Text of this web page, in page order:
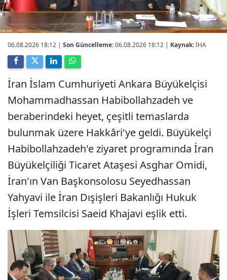
06.08.2026 18:12 | Son Güncelleme:06.08.2026 18:12 | Kaynak:İHA
İran İslam Cumhuriyeti Ankara Büyükelçisi
Mohammadhassan Habibollahzadeh ve
beraberindeki heyet, çeşitli temaslarda
bulunmak üzere Hakkâri'ye geldi. Büyükelçi
Habibollahzadeh'e ziyaret programında İran
Büyükelçiliği Ticaret Ataşesi Asghar Omidi,
İran'ın Van Başkonsolosu Seyedhassan
Yahyavi ile İran Dışişleri Bakanlığı Hukuk
İşleri Temsilcisi Saeid Khajavi eşlik etti.